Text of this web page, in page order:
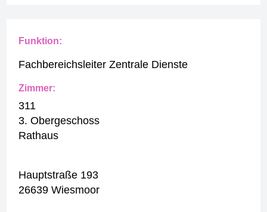
Funktion:
Fachbereichsleiter Zentrale Dienste
Zimmer:
311
3. Obergeschoss
Rathaus
Hauptstraße 193
26639 Wiesmoor